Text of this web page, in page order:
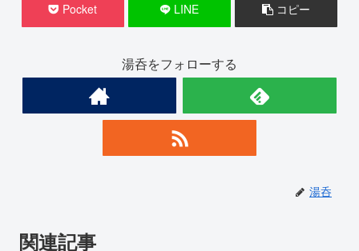
Pocket LINE コピー
湯呑をフォローする
湯呑
関連記事